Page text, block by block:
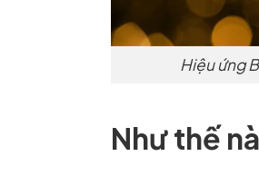
Hiệu ứng
Như thế